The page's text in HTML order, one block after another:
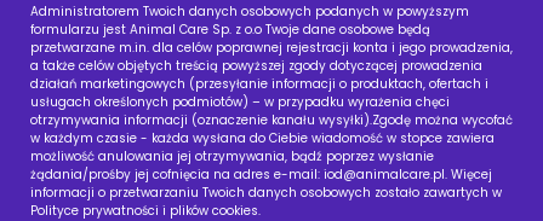
Administratorem Twoich danych osobowych podanych w powyższym
formularzu jest Animal Care Sp. z o.o Twoje dane osobowe będą
przetwarzane m.in. dla celów poprawnej rejestracji konta i jego prowadzenia,
a także celów objętych treścią powyższej zgody dotyczącej prowadzenia
działań marketingowych (przesyłanie informacji o produktach, ofertach i
usługach określonych podmiotów) – w przypadku wyrażenia chęci
otrzymywania informacji (oznaczenie kanału wysyłki).Zgodę można wycofać
w każdym czasie - każda wysłana do Ciebie wiadomość w stopce zawiera
możliwość anulowania jej otrzymywania, bądź poprzez wysłanie
żądania/prośby jej cofnięcia na adres e-mail: iod@animalcare.pl. Więcej
informacji o przetwarzaniu Twoich danych osobowych zostało zawartych w
Polityce prywatności i plików cookies.